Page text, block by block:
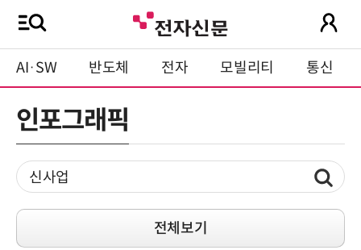
AI·SW 반도체 전자 모빌리티 통신
인포그래픽
전체보기